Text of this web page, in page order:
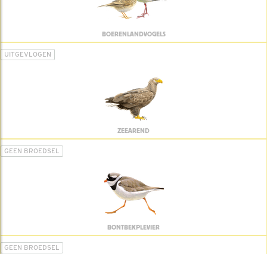
BOERENLANDVOGELS
UITGEVLOGEN
ZEEAREND
GEEN BROEDSEL
BONTBEKPLEVIER
GEEN BROEDSEL